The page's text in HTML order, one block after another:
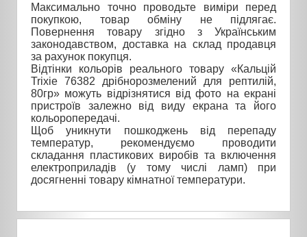
Максимально точно проводьте виміри перед
покупкою, товар обміну не підлягає.
Повернення товару згідно з Українським
законодавством, доставка на склад продавця
за рахунок покупця.
Відтінки кольорів реального товару «Кальцій
Trixie 76382 дрібнорозмелений для рептилій,
80гр» можуть відрізнятися від фото на екрані
пристроїв залежно від виду екрана та його
кольоропередачі.
Щоб уникнути пошкоджень від перепаду
температур, рекомендуємо проводити
складання пластикових виробів та включення
електроприладів (у тому числі ламп) при
досягненні товару кімнатної температури.